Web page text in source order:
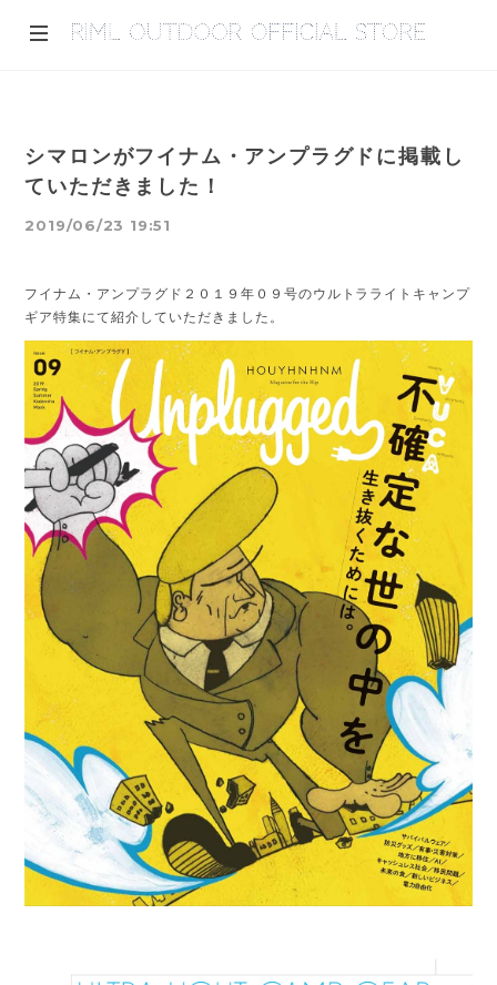
シマロンがフイナム・アンプラグドに掲載し
ていただきました！
2019/06/23 19:51
フイナム・アンプラグド２０１９年０９号のウルトラライトキャンプ
ギア特集にて紹介していただきました。